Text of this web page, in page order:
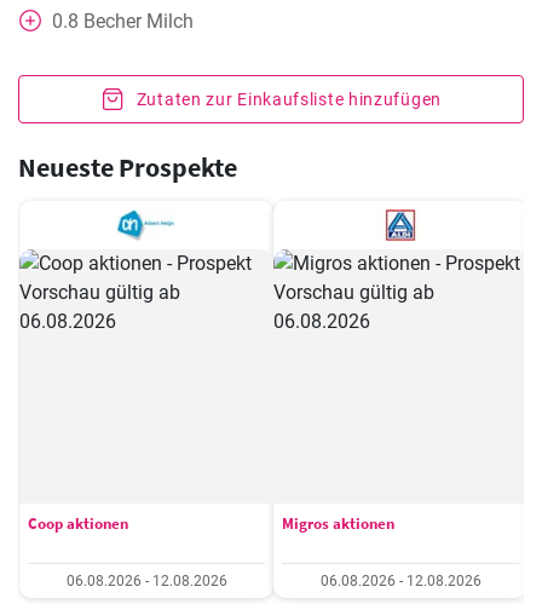
0.8 Becher Milch
Zutaten zur Einkaufsliste hinzufügen
Neueste Prospekte
Coop aktionen
06.08.2026 - 12.08.2026
Migros aktionen
06.08.2026 - 12.08.2026